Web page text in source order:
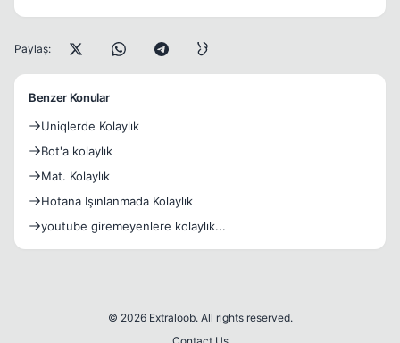
Paylaş:
Benzer Konular
Uniqlerde Kolaylık
Bot'a kolaylık
Mat. Kolaylık
Hotana Işınlanmada Kolaylık
youtube giremeyenlere kolaylık...
© 2026 Extraloob. All rights reserved.